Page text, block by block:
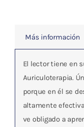
Más información
El lector tiene en
Auriculoterapia.
porque en él se
altamente
ve obligado a